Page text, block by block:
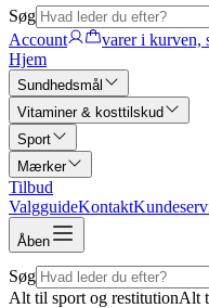
Søg
Account
varer i kurven,
Hjem
Sundhedsmål
Vitaminer & kosttilskud
Sport
Mærker
Tilbud
ValgguideKontakt
Åben
Søg
Alt til sport og restitutionAlt